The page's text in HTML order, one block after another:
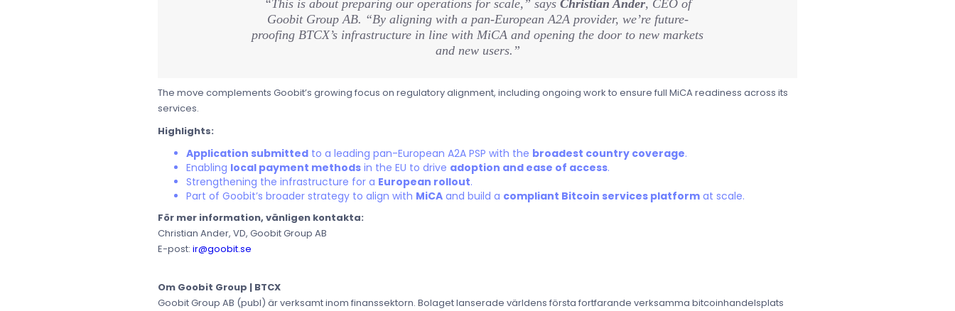
“This is about preparing our operations for scale,” says Christian Ander, CEO of
Goobit Group AB. “By aligning with a pan-European A2A provider, we’re future-
proofing BTCX’s infrastructure in line with MiCA and opening the door to new markets
and new users.”
The move complements Goobit’s growing focus on regulatory alignment, including ongoing work to ensure full MiCA readiness across its
services.
Highlights:
Application submitted to a leading pan-European A2A PSP with the broadest country coverage.
Enabling local payment methods in the EU to drive adoption and ease of access.
Strengthening the infrastructure for a European rollout.
Part of Goobit’s broader strategy to align with MiCA and build a compliant Bitcoin services platform at scale.
För mer information, vänligen kontakta:
Christian Ander, VD, Goobit Group AB
E-post: ir@goobit.se
Om Goobit Group | BTCX
Goobit Group AB (publ) är verksamt inom finanssektorn. Bolaget lanserade världens första fortfarande verksamma bitcoinhandelsplats